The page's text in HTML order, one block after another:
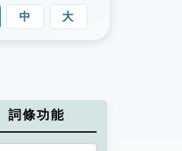
中 大
詞條功能